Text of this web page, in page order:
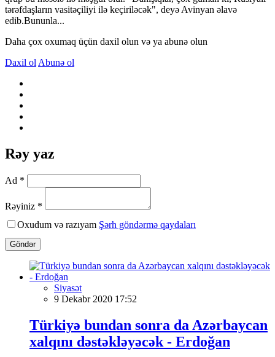
tərəfdaşların vasitəçiliyi ilə keçiriləcək", deyə Avinyan əlavə
edib.Bununla...
Daha çox oxumaq üçün daxil olun və ya abunə olun
Daxil ol Abunə ol
Rəy yaz
Ad *
Rəyiniz *
Oxudum və razıyam Şərh göndərmə qaydaları
Göndər
Siyasət
9 Dekabr 2020 17:52
Türkiyə bundan sonra da Azərbaycan
xalqını dəstəkləyəcək - Erdoğan